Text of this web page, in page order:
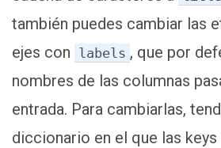
también puedes cambiar las
ejes con labels , que por
nombres de las columnas
entrada. Para cambiarlas,
diccionario en el que las keys